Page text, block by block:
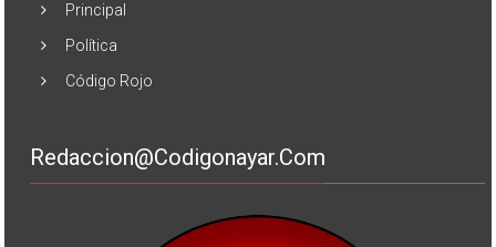
Principal
Política
Código Rojo
Redaccion@codigonayar.com